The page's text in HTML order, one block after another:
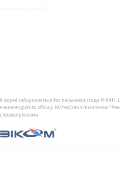
забороняється без письмової згоди УНІАН.
другого абзацу. Матеріали з позначкою
правах реклами.